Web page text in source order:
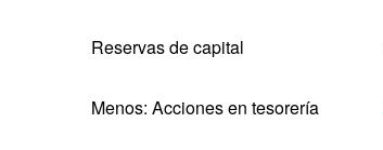
Reservas de capital
Menos: Acciones en tesorería